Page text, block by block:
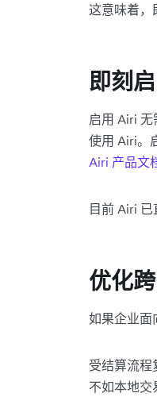
这意味着，
即刻
启用 Airi
使用 Airi。
Airi 产品文
目前 Airi 已
优化
如果企业面
受结算流程
不如本地交